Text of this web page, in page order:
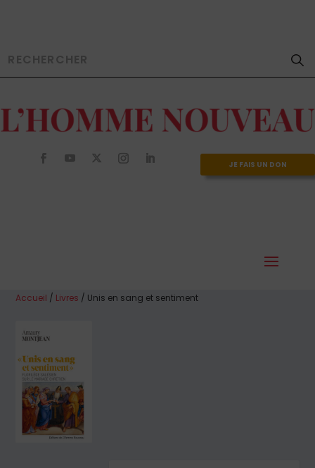
JE FAIS UN DON
Accueil / Livres / Unis en sang et sentiment